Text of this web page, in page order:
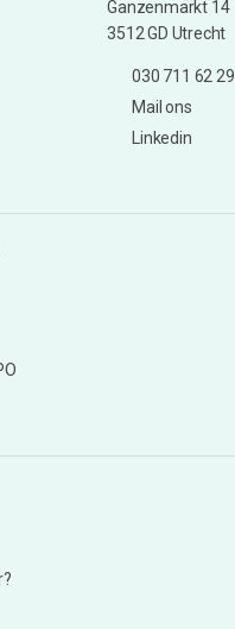
Ganzenmarkt 14
3512 GD Utrecht
030 711 62 29
Mail ons
Linkedin